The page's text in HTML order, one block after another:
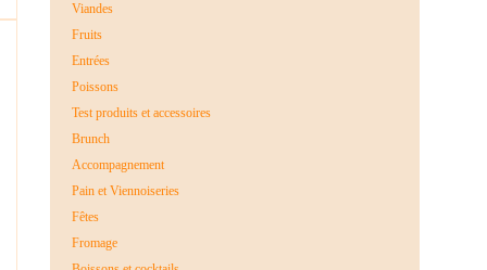
Viandes
Fruits
Entrées
Poissons
Test produits et accessoires
Brunch
Accompagnement
Pain et Viennoiseries
Fêtes
Fromage